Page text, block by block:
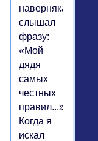
наверняка
слышал
фразу:
«Мой
дядя
самых
честных
правил...»
Когда я
искал